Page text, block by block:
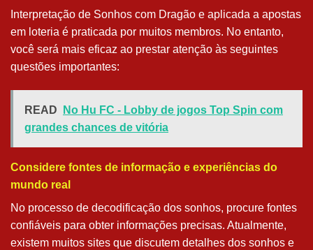
Interpretação de Sonhos com Dragão e aplicada a apostas
em loteria é praticada por muitos membros. No entanto,
você será mais eficaz ao prestar atenção às seguintes
questões importantes:
READ
No Hu FC - Lobby de jogos Top Spin com
grandes chances de vitória
Considere fontes de informação e experiências do
mundo real
No processo de decodificação dos sonhos, procure fontes
confiáveis para obter informações precisas. Atualmente,
existem muitos sites que discutem detalhes dos sonhos e